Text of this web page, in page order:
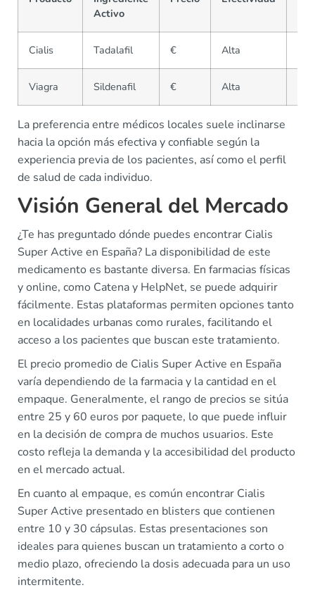
Activo
Cialis Tadalafil € Alta
Viagra Sildenafil € Alta
La preferencia entre médicos locales suele inclinarse
hacia la opción más efectiva y confiable según la
experiencia previa de los pacientes, así como el perfil
de salud de cada individuo.
Visión General del Mercado
¿Te has preguntado dónde puedes encontrar Cialis
Super Active en España? La disponibilidad de este
medicamento es bastante diversa. En farmacias físicas
y online, como Catena y HelpNet, se puede adquirir
fácilmente. Estas plataformas permiten opciones tanto
en localidades urbanas como rurales, facilitando el
acceso a los pacientes que buscan este tratamiento.
El precio promedio de Cialis Super Active en España
varía dependiendo de la farmacia y la cantidad en el
empaque. Generalmente, el rango de precios se sitúa
entre 25 y 60 euros por paquete, lo que puede influir
en la decisión de compra de muchos usuarios. Este
costo refleja la demanda y la accesibilidad del producto
en el mercado actual.
En cuanto al empaque, es común encontrar Cialis
Super Active presentado en blisters que contienen
entre 10 y 30 cápsulas. Estas presentaciones son
ideales para quienes buscan un tratamiento a corto o
medio plazo, ofreciendo la dosis adecuada para un uso
intermitente.